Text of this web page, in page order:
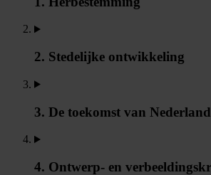
2. Stedelijke ontwikkeling
3. De toekomst van Nederland
4. Ontwerp- en